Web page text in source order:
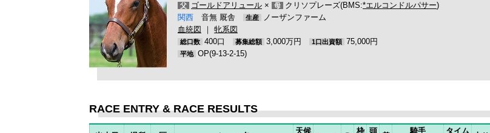
父 ゴールドアリュール × 母 クリソプレーズ(BMS:*エルコンドルパサー)
関西 音無 厩舎 生産
ノーザンファーム
血統図
｜ 牝系図
総口数 400口 募集総額 3,000万円 1口出資額 75,000円
平地 OP(9-13-2-15)
RACE ENTRY & RACE RESULTS
天候
枠 頭
騎手
タイム